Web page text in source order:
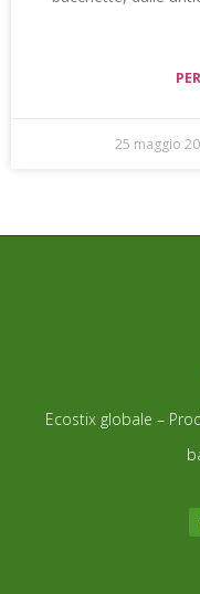
25 maggio
Ecostix globale –